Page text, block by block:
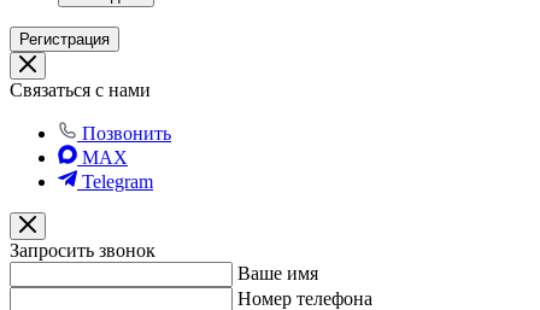
Регистрация
Связаться с нами
Позвонить
MAX
Telegram
Запросить звонок
Ваше имя
Номер телефона